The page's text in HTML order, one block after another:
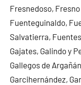
Fresnedoso,
Fuenteguinaldo,
Salvatierra,
Gajates, Galindo y
Gallegos de
Garcihernández,